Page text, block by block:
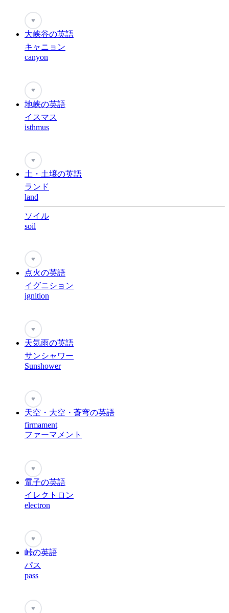
♥
大峡谷の英語
キャニョン
canyon
♥
地峡の英語
イスマス
isthmus
♥
土・土壌の英語
ランド
land
ソイル
soil
♥
点火の英語
イグニション
ignition
♥
天気雨の英語
サンシャワー
Sunshower
♥
天空・大空・蒼穹の英語
firmament
ファーマメント
♥
電子の英語
イレクトロン
electron
♥
峠の英語
パス
pass
♥